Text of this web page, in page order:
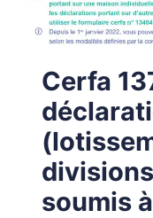
Cerfa
soumis